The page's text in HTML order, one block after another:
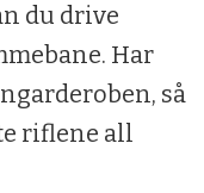
du drive
Har
så
riflene all